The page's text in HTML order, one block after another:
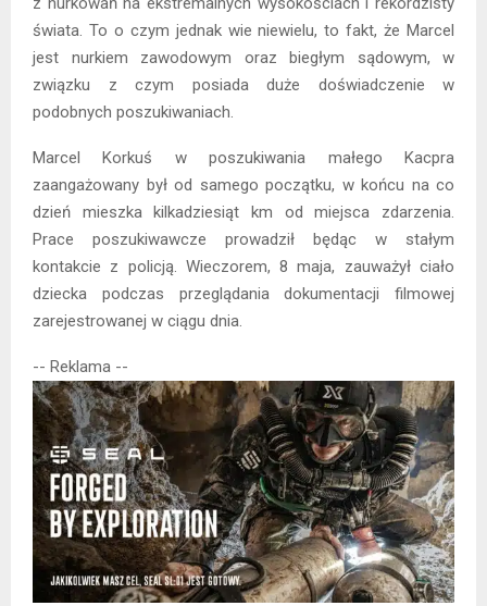
świata. To o czym jednak wie niewielu, to fakt, że Marcel
jest nurkiem zawodowym oraz biegłym sądowym, w
związku z czym posiada duże doświadczenie w
podobnych poszukiwaniach.
Marcel Korkuś w poszukiwania małego Kacpra
zaangażowany był od samego początku, w końcu na co
dzień mieszka kilkadziesiąt km od miejsca zdarzenia.
Prace poszukiwawcze prowadził będąc w stałym
kontakcie z policją. Wieczorem, 8 maja, zauważył ciało
dziecka podczas przeglądania dokumentacji filmowej
zarejestrowanej w ciągu dnia.
-- Reklama --